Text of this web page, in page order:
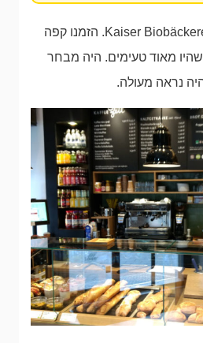
הלכנו למאפייה Kaiser Biobäckerei. הזמנו קפה
מאוד טעימים. היה מבחר
נראה מעולה.